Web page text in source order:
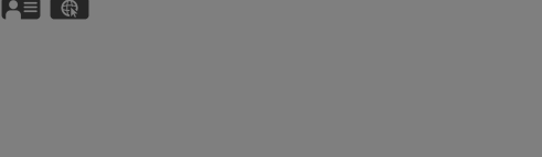
https://www.titting.de/poi/limes-infopunkt_und_touristinf-685/
vCard